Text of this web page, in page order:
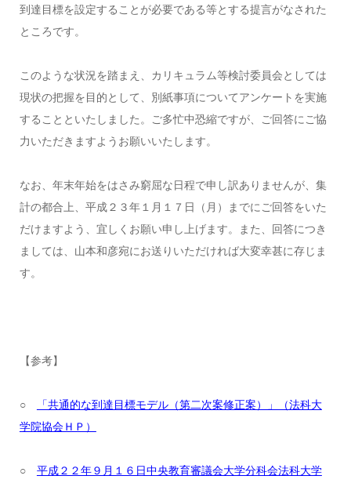
到達目標を設定することが必要である等とする提言がなされた
ところです。
このような状況を踏まえ、カリキュラム等検討委員会としては
現状の把握を目的として、別紙事項についてアンケートを実施
することといたしました。ご多忙中恐縮ですが、ご回答にご協
力いただきますようお願いいたします。
なお、年末年始をはさみ窮屈な日程で申し訳ありませんが、集
計の都合上、平成２３年１月１７日（月）までにご回答をいた
だけますよう、宜しくお願い申し上げます。また、回答につき
ましては、山本和彦宛にお送りいただければ大変幸甚に存じま
す。
【参考】
○
「共通的な到達目標モデル（第二次案修正案）」（法科大
学院協会ＨＰ）
○ 平成２２年９月１６日中央教育審議会大学分科会法科大学